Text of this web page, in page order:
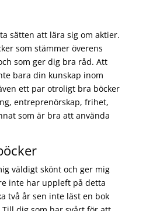
sätten att lära sig om aktier.
som stämmer överens
som ger dig bra råd. Att
bara din kunskap inom
ett par otroligt bra böcker
entreprenörskap, frihet,
som är bra att använda
väldigt skönt och ger mig
inte har uppleft på detta
två år sen inte läst en bok